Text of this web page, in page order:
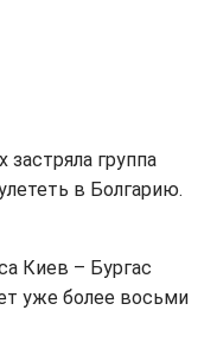
группа
в Болгарию.
Киев – Бургас
уже более восьми